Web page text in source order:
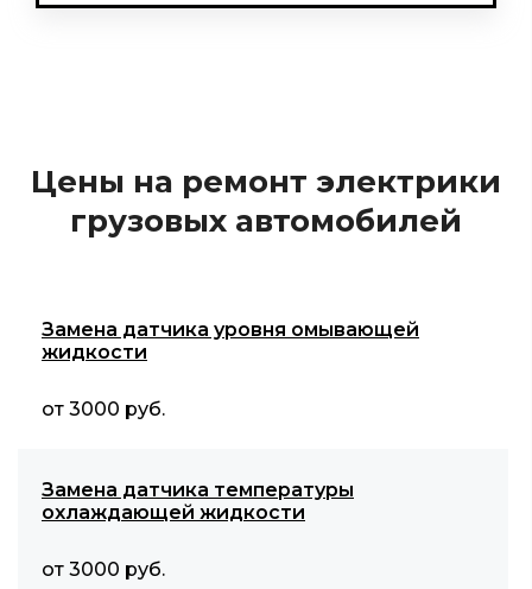
Цены на ремонт электрики
грузовых автомобилей
Замена датчика уровня омывающей
жидкости
от 3000 руб.
Замена датчика температуры
охлаждающей жидкости
от 3000 руб.